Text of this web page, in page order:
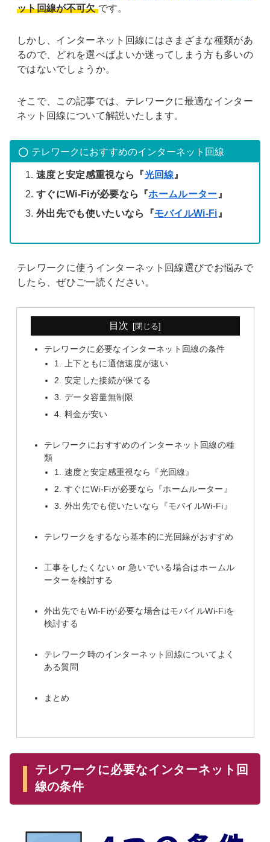
ット回線が不可欠 です。
しかし、インターネット回線にはさまざまな種類があ
るので、どれを選べばよいか迷ってしまう方も多いの
ではないでしょうか。
そこで、この記事では、テレワークに最適なインター
ネット回線について解説いたします。
テレワークにおすすめのインターネット回線
速度と安定感重視なら『光回線 』
すぐにWi-Fiが必要なら『ホームルーター 』
外出先でも使いたいなら『モバイルWi-Fi 』
テレワークに使うインターネット回線選びでお悩みで
したら、ぜひご一読ください。
目次
テレワークに必要なインターネット回線の条件
1. 上下ともに通信速度が速い
2. 安定した接続が保てる
3. データ容量無制限
4. 料金が安い
テレワークにおすすめのインターネット回線の種
類
1. 速度と安定感重視なら『光回線』
2. すぐにWi-Fiが必要なら『ホームルーター』
3. 外出先でも使いたいなら『モバイルWi-Fi』
テレワークをするなら基本的に光回線がおすすめ
工事をしたくない or 急いでいる場合はホームル
ーターを検討する
外出先でもWi-Fiが必要な場合はモバイルWi-Fiを
検討する
テレワーク時のインターネット回線についてよく
ある質問
まとめ
テレワークに必要なインターネット回
線の条件